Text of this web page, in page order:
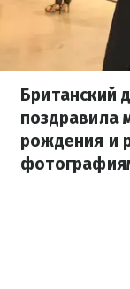
Британский
поздравила
рождения и